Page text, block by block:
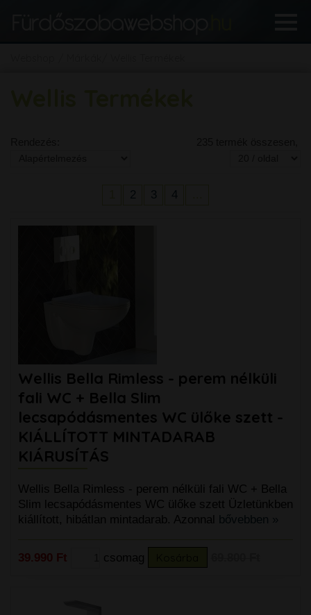
2 3 4
Wellis Bella Rimless - perem nélküli
fali WC + Bella Slim
lecsapódásmentes WC ülőke szett -
KIÁLLÍTOTT MINTADARAB
KIÁRUSÍTÁS
Wellis Bella Rimless - perem nélküli fali WC + Bella
Slim lecsapódásmentes WC ülőke szett Üzletünkben
kiállított, hibátlan mintadarab. Azonnal
bővebben »
39.990 Ft csomag